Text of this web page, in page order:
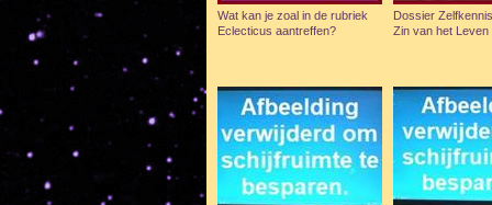
Wat kan je zoal in de rubriek
Eclecticus aantreffen?
Dossier
Zin van het Leven